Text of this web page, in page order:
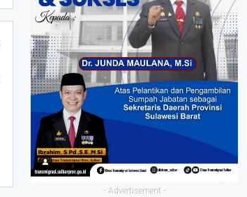
- Advertisement -